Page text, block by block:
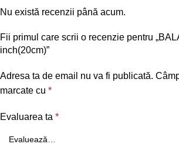
Nu există recenzii până acum.
Fii primul care scrii o recenzie pentru
inch(20cm)”
Adresa ta de email nu va fi publicată.
marcate cu *
Evaluarea ta *